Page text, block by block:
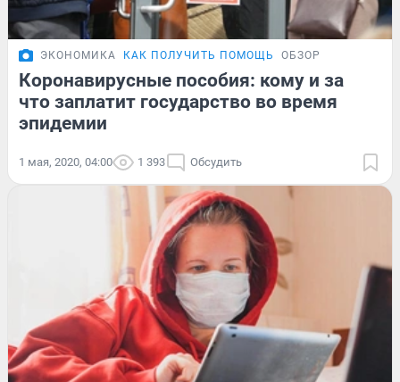
ЭКОНОМИКА КАК ПОЛУЧИТЬ ПОМОЩЬ ОБЗОР
Коронавирусные пособия: кому и за
что заплатит государство во время
эпидемии
1 мая, 2020, 04:00 1 393 Обсудить